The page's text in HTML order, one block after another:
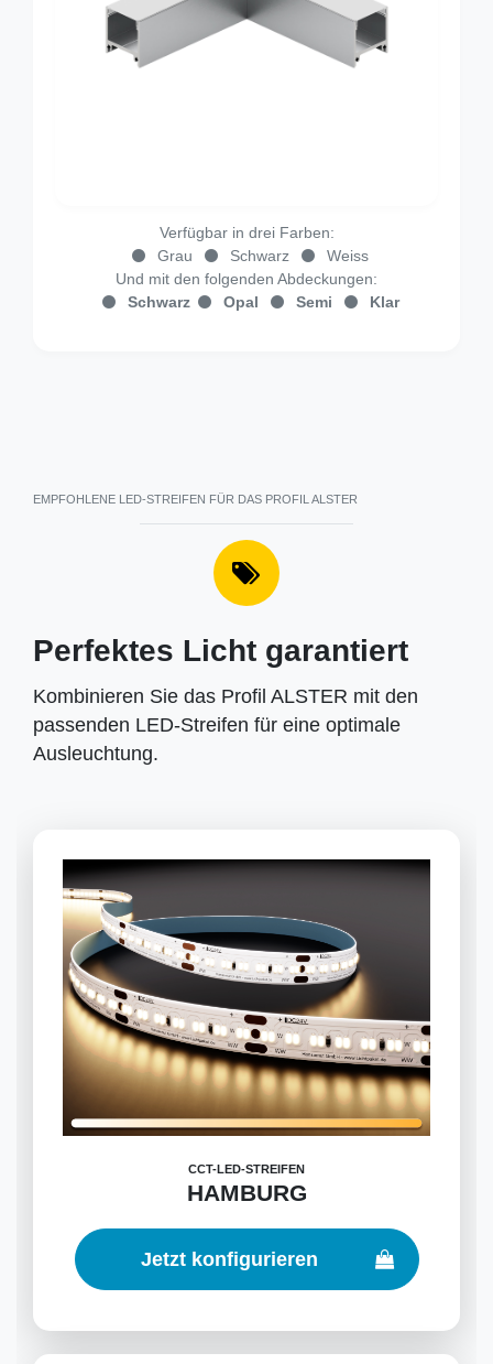
Verfügbar in drei Farben:
Grau
Schwarz
Weiss
Und mit den folgenden Abdeckungen:
Schwarz
Opal Semi Klar
EMPFOHLENE LED-STREIFEN FÜR DAS PROFIL ALSTER
Perfektes Licht garantiert
Kombinieren Sie das Profil ALSTER mit den
passenden LED-Streifen für eine optimale
Ausleuchtung.
CCT-LED-STREIFEN
HAMBURG
Jetzt konfigurieren